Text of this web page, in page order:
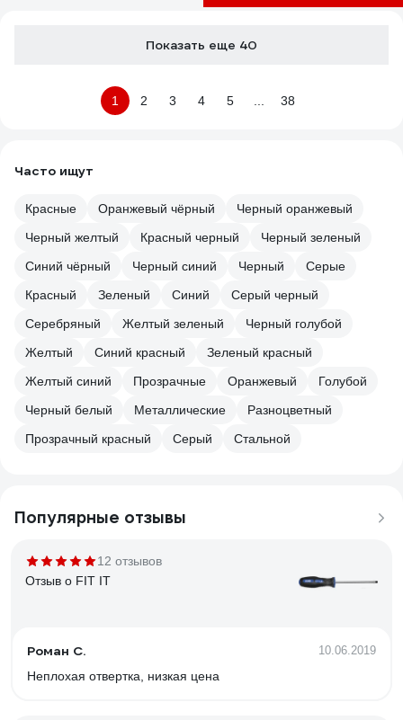
Показать еще 40
1 2 3 4 5 38
Часто ищут
Красные Оранжевый чёрный
Черный оранжевый
Черный желтый
Красный черный
Черный зеленый
Синий чёрный
Черный синий Черный
Серые
Красный
Зеленый Синий
Серый черный
Серебряный
Желтый зеленый
Черный голубой
Желтый
Синий красный
Зеленый красный
Желтый синий
Прозрачные Оранжевый
Голубой
Черный белый
Металлические
Разноцветный
Прозрачный красный
Серый Стальной
Популярные отзывы
12 отзывов
Отзыв о FIT IT
Роман С. 10.06.2019
Неплохая отвертка, низкая цена